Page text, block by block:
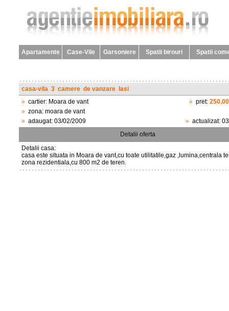
Apartamente Case-Vile Garsoniere Spatii birouri Spatii
casa-vila 3 camere de vanzare
Iasi
» cartier: Moara de vant
» zona: moara de vant
» adaugat: 03/02/2009
» pret:
» actualizat:
Detalii oferta
Detalii casa:
casa este situata in Moara de vant,cu toate utilitatile,gaz ,lumina,centrala
zona rezidentiala,cu 800 m2 de teren.